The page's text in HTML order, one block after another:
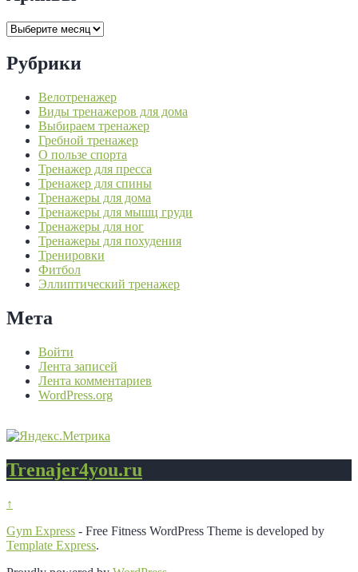
Архивы
Рубрики
Велотренажер
Виды тренажеров для дома
Выбираем тренажер
Гребной тренажер
О пользе спорта
Тренажер для пресса
Тренажер для спины
Тренажеры для дома
Тренажеры для мышц груди
Тренажеры для ног
Тренажеры для похудения
Тренировки
Фитбол
Эллиптический тренажер
Мета
Войти
Лента записей
Лента комментариев
WordPress.org
Trenajer4you.ru
↑
Gym Express - Free Fitness WordPress Theme is developed by
Template Express.